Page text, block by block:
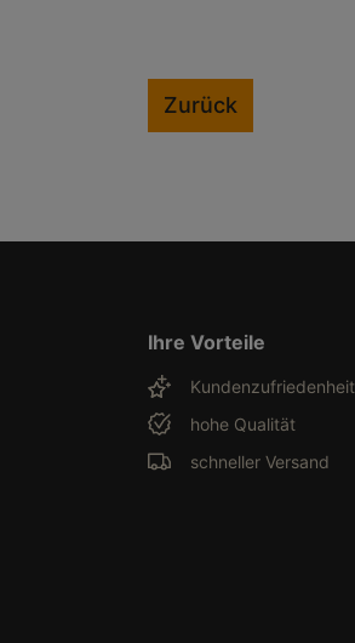
Zurück
Ihre Vorteile
Kundenzufriedenheit
hohe Qualität
schneller Versand